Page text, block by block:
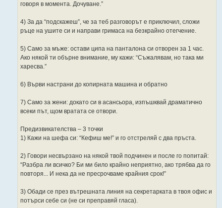
говоря в момента. Дочуване.”
4) За да “подскажеш”, че за теб разговорът е приключил, сложи
ръце на ушите си и направи гримаса на безкрайно отегчение.
5) Само за мъже: остави ципа на панталона си отворен за 1 час.
Ако някой ти обърне внимание, му кажи: “Съжалявам, но така ми
харесва.”
6) Върви настрани до копирната машина и обратно
7) Само за жени: докато си в асансьора, изпъшквай драматично
всеки път, щом вратата се отвори.
Предизвикателства – 3 точки
1) Кажи на шефа си: “Кефиш ме!” и го отстреляй с два пръста.
2) Говори несвързано на някой твой подчинен и после го попитай:
“Разбра ли всичко? Би ми било крайно неприятно, ако трябва да го
повторя... И нека да не пресрочваме крайния срок!”
3) Обади се през вътрешната линия на секретарката в твоя офис и
потърси себе си (не си преправяй гласа).